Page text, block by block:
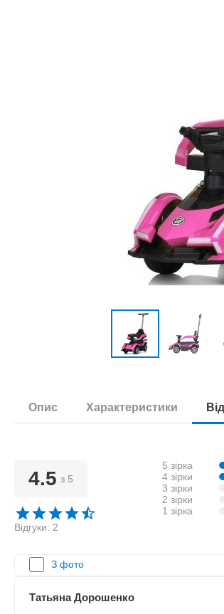
Опис Характеристики
4.5 з 5
Відгуки: 2
5 зірка
4 зірки
3 зірки
2 зірки
1 зірка
З фото
Татьяна Дорошенко